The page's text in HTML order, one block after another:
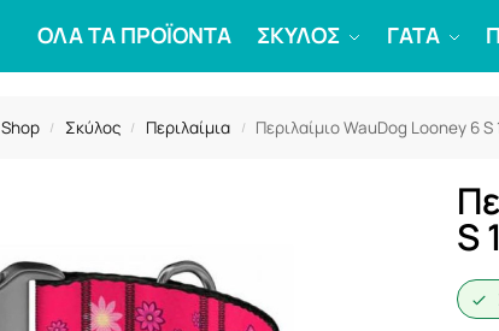
ΟΛΑ ΤΑ ΠΡΟΪΟΝΤΑ ΣΚΥΛΟΣ ΓΑΤΑ
Shop / Σκύλος / Περιλαίμια / Περιλαίμιο WauDog Looney 6
S